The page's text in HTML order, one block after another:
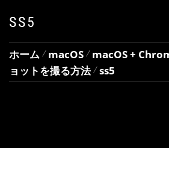
SS5
ホーム macOS
macOS +
ョットを撮る方法
ss5